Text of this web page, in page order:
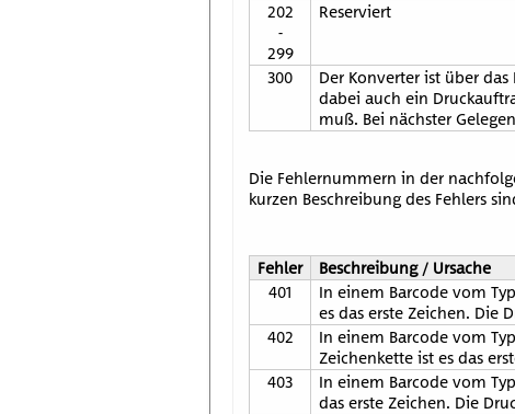
202
-
299
Reserviert
300
Der Konverter ist über
dabei auch ein
muß. Bei nächster
Die Fehlernummern in der
kurzen Beschreibung des Fehlers
Fehler
Beschreibung / Ursache
401
In einem Barcode vom
es das erste Zeichen. Die
402
In einem Barcode vom
Zeichenkette ist es das
403
In einem Barcode vom
das erste Zeichen. Die